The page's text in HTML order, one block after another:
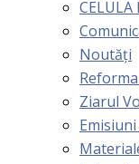
CELULA
Noutăți
Ziarul